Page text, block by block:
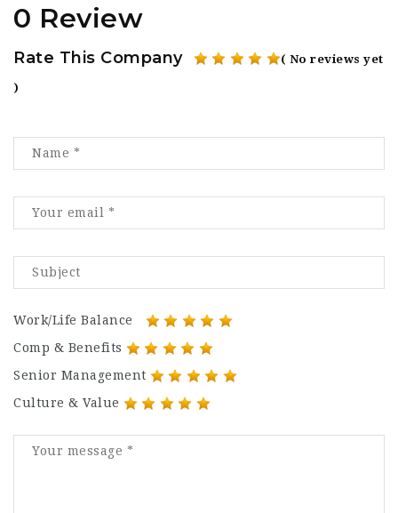
0 Review
Rate This Company ( No reviews yet
)
Work/Life Balance
Comp & Benefits
Senior Management
Culture & Value